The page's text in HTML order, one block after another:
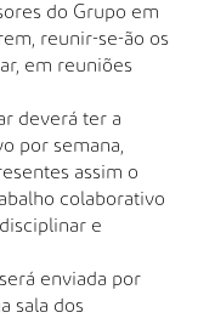
do Grupo em
reunir-se-ão os
em reuniões
deverá ter a
por semana,
assim o
colaborativo
e
enviada por
sala dos